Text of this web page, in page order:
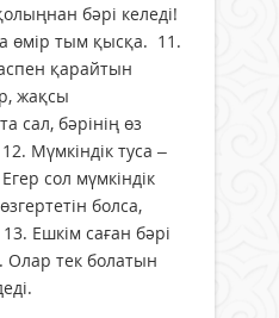
бәрі келеді!
өмір тым қысқа. 11.
қарайтын
жақсы
сал, бәрінің өз
Мүмкіндік туса –
сол мүмкіндік
болса,
Ешкім саған бәрі
Олар тек болатын